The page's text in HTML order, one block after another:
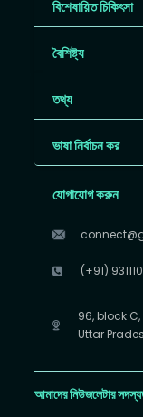
বিশেষায়িত চিকিৎসা
বৈশিষ্ট্য
তথ্য
ভাষা নির্বাচন কর
যোগাযোগ করুন
(+91)
96, block
Uttar
আমাদের নিউজলেটার